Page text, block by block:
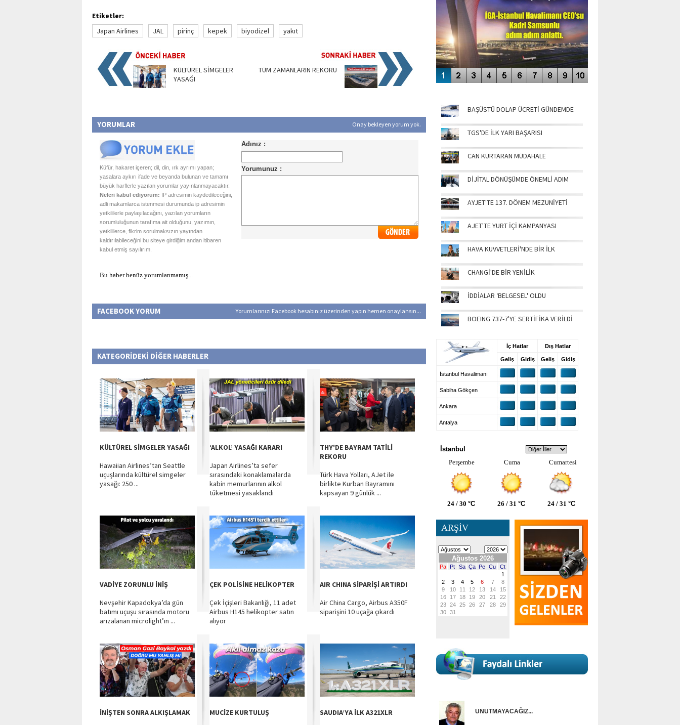
Etiketler:
Japan Airlines
JAL pirinç kepek biyodizel yakıt
KÜLTÜREL SİMGELER
YASAĞI
TÜM ZAMANLARIN REKORU
YORUMLAR Onay bekleyen yorum yok.
Küfür, hakaret içeren; dil, din, ırk ayrımı yapan;
yasalara aykırı ifade ve beyanda bulunan ve tamamı
büyük harflerle yazılan yorumlar yayınlanmayacaktır.
Neleri kabul ediyorum: IP adresimin kaydedileceğini,
adli makamlarca istenmesi durumunda ip adresimin
yetkililerle paylaşılacağını, yazılan yorumların
sorumluluğunun tarafıma ait olduğunu, yazımın,
yetkililerce, fikrim sorulmaksızın yayından
kaldırılabileceğini bu siteye girdiğim andan itibaren
kabul etmiş sayılırım.
Bu haber henüz yorumlanmamış...
FACEBOOK YORUM Yorumlarınızı Facebook hesabınız üzerinden yapın hemen onaylansın...
KATEGORİDEKİ DİĞER HABERLER
KÜLTÜREL SİMGELER YASAĞI
Hawaiian Airlines’tan Seattle
uçuşlarında kültürel simgeler
yasağı: 250 ...
‘ALKOL’ YASAĞI KARARI
Japan Airlines’ta sefer
sırasındaki konaklamalarda
kabin memurlarının alkol
tüketmesi yasaklandı
THY'DE BAYRAM TATİLİ
REKORU
Türk Hava Yolları, AJet ile
birlikte Kurban Bayramını
kapsayan 9 günlük ...
VADİYE ZORUNLU İNİŞ
Nevşehir Kapadokya’da gün
batımı uçuşu sırasında motoru
arızalanan microlight’ın ...
ÇEK POLİSİNE HELİKOPTER
Çek İçişleri Bakanlığı, 11 adet
Airbus H145 helikopter satın
alıyor
AIR CHINA SİPARİŞİ ARTIRDI
Air China Cargo, Airbus A350F
siparişini 10 uçağa çıkardı
İNİŞTEN SONRA ALKIŞLAMAK MUCİZE KURTULUŞ SAUDIA’YA İLK A321XLR
BAŞÜSTÜ DOLAP ÜCRETİ GÜNDEMDE
TGS'DE İLK YARI BAŞARISI
CAN KURTARAN MÜDAHALE
DİJİTAL DÖNÜŞÜMDE ÖNEMLİ ADIM
AYJET'TE 137. DÖNEM MEZUNİYETİ
AJET'TE YURT İÇİ KAMPANYASI
HAVA KUVVETLERİ'NDE BİR İLK
CHANGİ'DE BİR YENİLİK
İDDİALAR ‘BELGESEL' OLDU
BOEING 737-7'YE SERTİFİKA VERİLDİ
İç Hatlar Dış Hatlar
Geliş Gidiş Geliş Gidiş
İstanbul Havalimanı
Sabiha Gökçen
Ankara
Antalya
İstanbul
Perşembe
Cuma Cumartesi
24 / 30 °C 26 / 31 °C 24 / 31 °C
ARŞİV
UNUTMAYACAĞIZ...